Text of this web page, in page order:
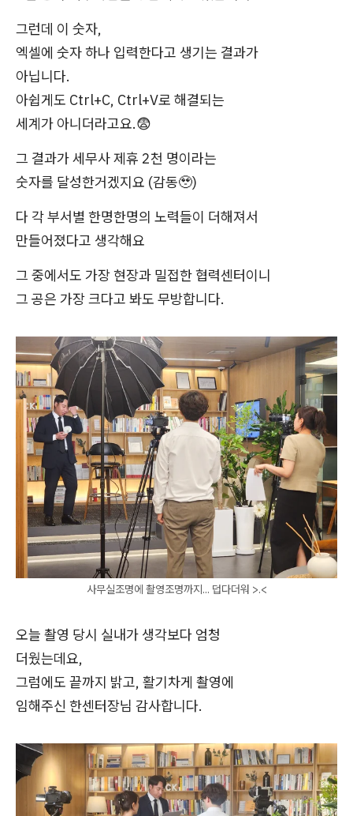
그런데 이 숫자,
엑셀에 숫자 하나 입력한다고 생기는 결과가
아닙니다.
아쉽게도 Ctrl+C, Ctrl+V로 해결되는
세계가 아니더라고요.😨
그 결과가 세무사 제휴 2천 명이라는
숫자를 달성한거겠지요 (감동🥹)
다 각 부서별 한명한명의 노력들이 더해져서
만들어졌다고 생각해요
그 중에서도 가장 현장과 밀접한 협력센터이니
그 공은 가장 크다고 봐도 무방합니다.
사무실조명에 촬영조명까지... 덥다더워 >.<
오늘 촬영 당시 실내가 생각보다 엄청
더웠는데요,
그럼에도 끝까지 밝고, 활기차게 촬영에
임해주신 한센터장님 감사합니다.